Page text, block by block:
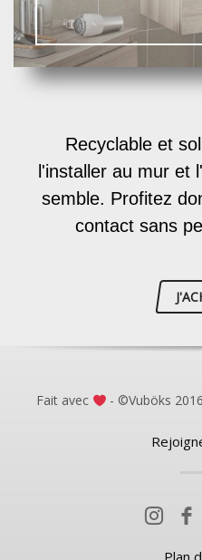
Recyclable et
l'installer au mur et
semble. Profitez
contact sans
Fait avec - ©Vuböks